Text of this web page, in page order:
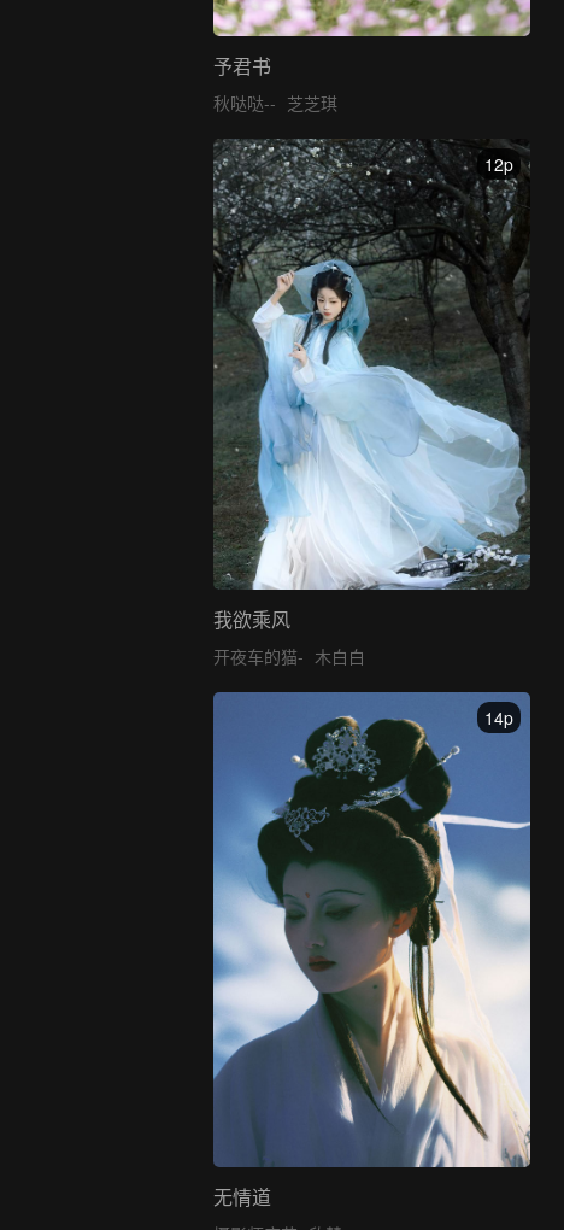
予君书
秋哒哒-- 芝芝琪
12p
我欲乘风
开夜车的猫- 木白白
14p
无情道